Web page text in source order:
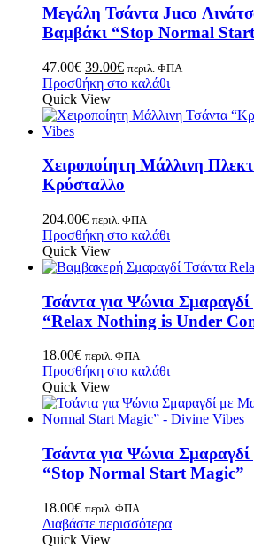
Μεγάλη Τσάντα Juco
Βαμβάκι “Stop Normal
47.00€ 39.00€ περιλ. ΦΠΑ
Προσθήκη στο καλάθι
Quick View
Χειροποίητη Μάλλινη
Κρύσταλλο
204.00€ περιλ. ΦΠΑ
Προσθήκη στο καλάθι
Quick View
Τσάντα για Ψώνια
“Relax Nothing is Under
18.00€ περιλ. ΦΠΑ
Προσθήκη στο καλάθι
Quick View
Τσάντα για Ψώνια
“Stop Normal Start Magic”
18.00€ περιλ. ΦΠΑ
Διαβάστε περισσότερα
Quick View